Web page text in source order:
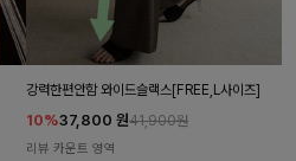
강력한편안함 와이드슬랙스[FREE,L사이즈]
10%37,800 원41,900원
리뷰 카운트 영역